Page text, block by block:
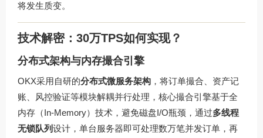
将发生质变。
技术解密：30万TPS如何实现？
分布式架构与内存撮合引擎
OKX采用自研的分布式微服务架构 ，将订单撮合、资产记
账、风控验证等模块解耦并行处理，核心撮合引擎基于全
内存（In-Memory）技术，避免磁盘I/O瓶颈，通过多线程
无锁队列设计，单台服务器即可处理数万笔并发订单，再